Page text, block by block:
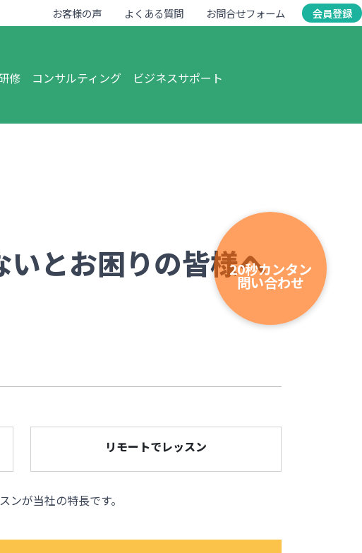
お客様の声 よくある質問 お問合せフォーム 会員登録
修 コンサルティング ビジネスサポート
いとお困りの皆様へ
リモートでレッスン
が当社の特長です。
20秒カンタン
問い合わせ